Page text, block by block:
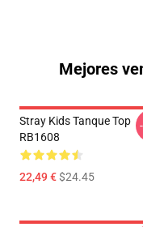
Mejores
Stray Kids Tanque Top
RB1608
22,49 €$24.45